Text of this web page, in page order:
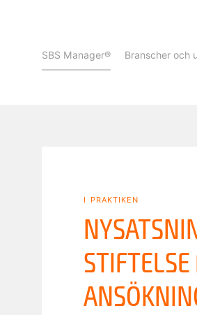
SBS Manager® Branscher och
i praktiken